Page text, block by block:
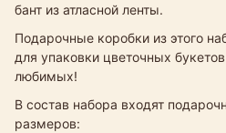
бант из атласной ленты.
Подарочные коробки из этого
для упаковки цветочных
любимых!
В состав набора входят
размеров: